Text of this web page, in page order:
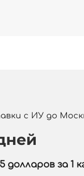
с ИУ до
долларов за 1